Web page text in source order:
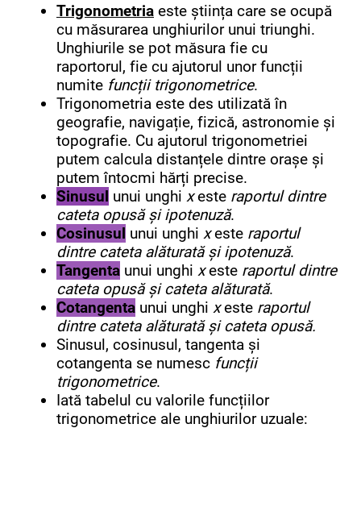
Trigonometria este știința care se ocupă
cu măsurarea unghiurilor unui triunghi.
Unghiurile se pot măsura fie cu
raportorul, fie cu ajutorul unor funcții
numite funcții trigonometrice.
Trigonometria este des utilizată în
geografie, navigație, fizică, astronomie și
topografie. Cu ajutorul trigonometriei
putem calcula distanțele dintre orașe și
putem întocmi hărți precise.
Sinusul unui unghi xeste raportul dintre
cateta opusă și ipotenuză.
Cosinusul unui unghi xeste raportul
dintre cateta alăturată și ipotenuză.
Tangenta unui unghi xeste raportul dintre
cateta opusă și cateta alăturată.
Cotangenta unui unghi xeste raportul
dintre cateta alăturată și cateta opusă.
Sinusul, cosinusul, tangenta și
cotangenta se numesc funcții
trigonometrice.
Iată tabelul cu valorile funcțiilor
trigonometrice ale unghiurilor uzuale: